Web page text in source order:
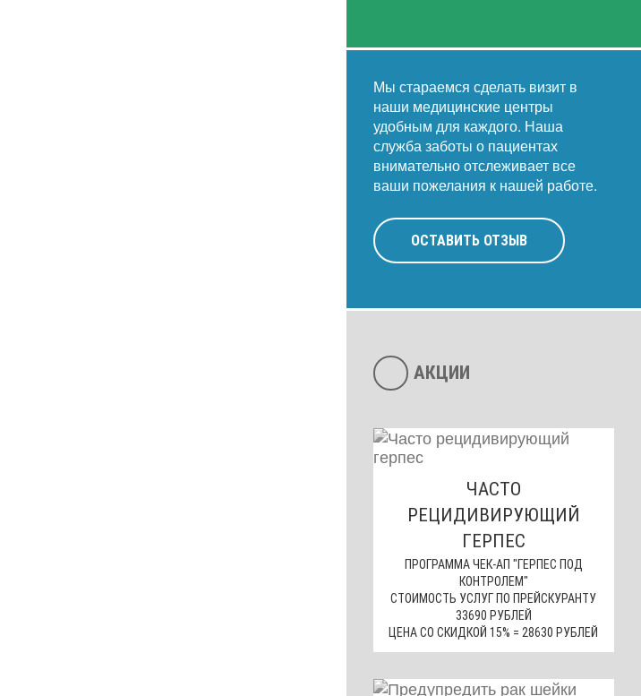
Мы стараемся сделать визит в
наши медицинские центры
удобным для каждого. Наша
служба заботы о пациентах
внимательно отслеживает все
ваши пожелания к нашей работе.
ОСТАВИТЬ ОТЗЫВ
АКЦИИ
ЧАСТО
РЕЦИДИВИРУЮЩИЙ
ГЕРПЕС
ПРОГРАММА ЧЕК-АП "ГЕРПЕС ПОД
КОНТРОЛЕМ"
СТОИМОСТЬ УСЛУГ ПО ПРЕЙСКУРАНТУ
33690 РУБЛЕЙ
ЦЕНА СО СКИДКОЙ 15% = 28630 РУБЛЕЙ